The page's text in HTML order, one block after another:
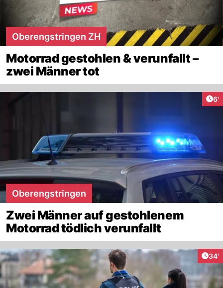
Oberengstringen ZH
Motorrad gestohlen & verunfallt –
zwei Männer tot
6'
Oberengstringen
Zwei Männer auf gestohlenem
Motorrad tödlich verunfallt
34'